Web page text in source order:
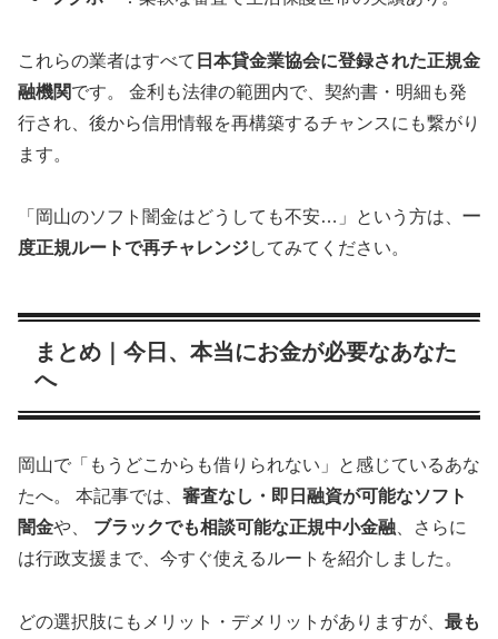
これらの業者はすべて 日本貸金業協会に登録された正規金
融機関です。 金利も法律の範囲内で、契約書・明細も発
行され、後から信用情報を再構築するチャンスにも繋がり
ます。
「岡山のソフト闇金はどうしても不安…」という方は、 一
度正規ルートで再チャレンジしてみてください。
まとめ｜今日、本当にお金が必要なあなた
へ
岡山で「もうどこからも借りられない」と感じているあな
たへ。 本記事では、 審査なし・即日融資が可能なソフト
闇金や、 ブラックでも相談可能な正規中小金融 、さらに
は行政支援まで、今すぐ使えるルートを紹介しました。
どの選択肢にもメリット・デメリットがありますが、 最も